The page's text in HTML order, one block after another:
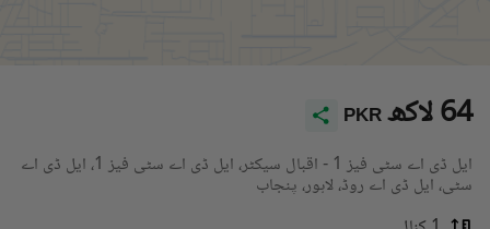
PKR 64 لاکھ
ایل ڈی اے سٹی فیز 1 - اقبال سیکٹر، ایل ڈی اے سٹی فیز 1، ایل ڈی اے
سٹی، ایل ڈی اے روڈ، لاہور، پنجاب